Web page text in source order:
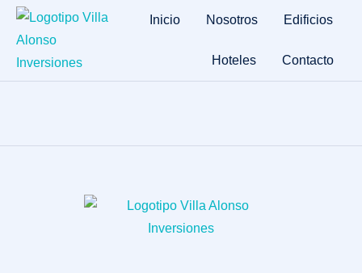
Inicio Nosotros Edificios
Hoteles Contacto